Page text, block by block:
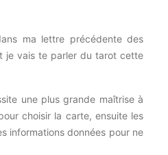
ma lettre précédente des
je vais te parler du tarot cette
une plus grande maîtrise à
choisir la carte, ensuite les
informations données pour ne